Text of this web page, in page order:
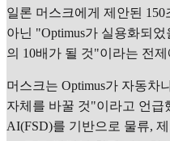
일론 머스크에게 제안된
아닌 "Optimus가 실용화되
의 10배가 될 것"이라는 전
머스크는 Optimus가 자동차
자체를 바꿀 것"이라고 언급
AI(FSD)를 기반으로 물류,